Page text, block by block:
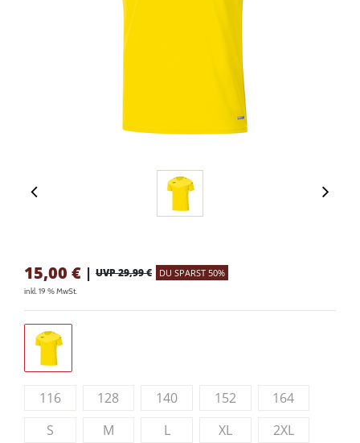
15,00 € | UVP 29,99 € DU SPARST 50%
inkl. 19 % MwSt.
116 128 140 152
164
S
M L XL
2XL